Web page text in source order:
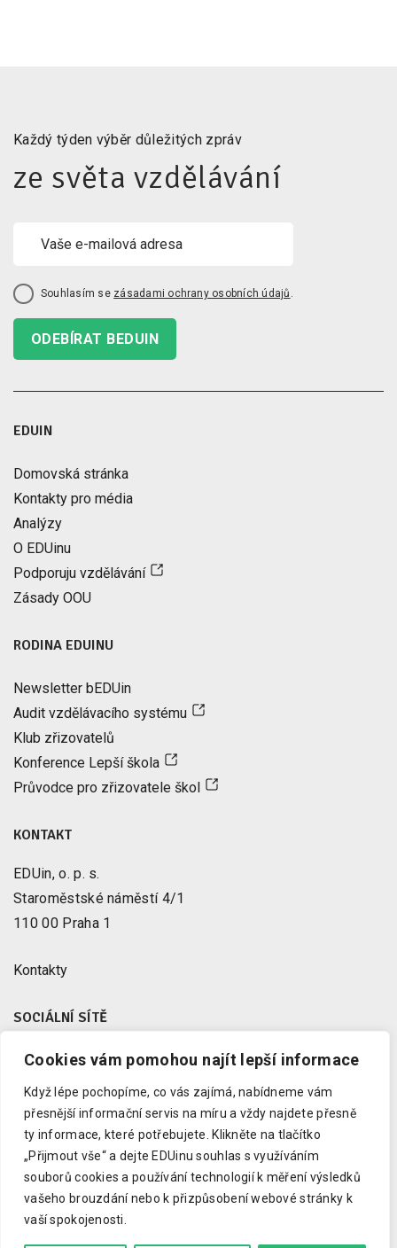
Cookies vám pomohou najít lepší informace
Když lépe pochopíme, co vás zajímá, nabídneme vám
přesnější informační servis na míru a vždy najdete přesně
ty informace, které potřebujete.
Klikněte na tlačítko
„Přijmout vše“ a dejte EDUinu souhlas s využíváním
souborů cookies a používání technologií k měření výsledků
vašeho brouzdání nebo k přizpůsobení webové stránky k
vaší spokojenosti.
Každý týden výběr důležitých zpráv
ze světa vzdělávání
Souhlasím se zásadami ochrany osobních údajů .
ODEBÍRAT BEDUIN
EDUIN
Domovská stránka
Kontakty pro média
Analýzy
O EDUinu
Podporuju vzdělávání
Zásady OOU
RODINA EDUINU
Newsletter bEDUin
Audit vzdělávacího systému
Klub zřizovatelů
Konference Lepší škola
Průvodce pro zřizovatele škol
KONTAKT
EDUin, o. p. s.
Staroměstské náměstí 4/1
110 00 Praha 1
Kontakty
SOCIÁLNÍ SÍTĚ
Facebook
Instagram
Youtube
LinkedIn
Copyright © 2023 EDUin, o. p. s.